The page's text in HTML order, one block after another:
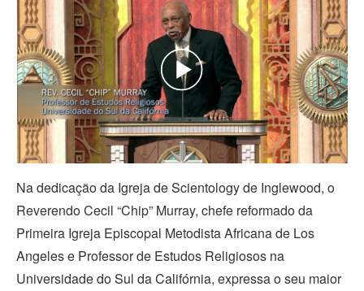
Play
Video
Na dedicação da Igreja de Scientology de Inglewood, o
Reverendo Cecil “Chip” Murray, chefe reformado da
Primeira Igreja Episcopal Metodista Africana de Los
Angeles e Professor de Estudos Religiosos na
Universidade do Sul da Califórnia, expressa o seu maior